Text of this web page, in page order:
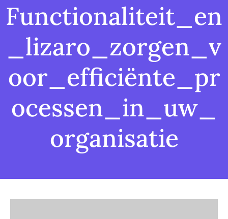
Functionaliteit_en
_lizaro_zorgen_v
oor_efficiënte_pr
ocessen_in_uw_
organisatie